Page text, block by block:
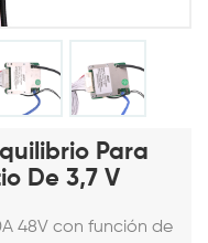
Para
De 3,7 V
48V con función de